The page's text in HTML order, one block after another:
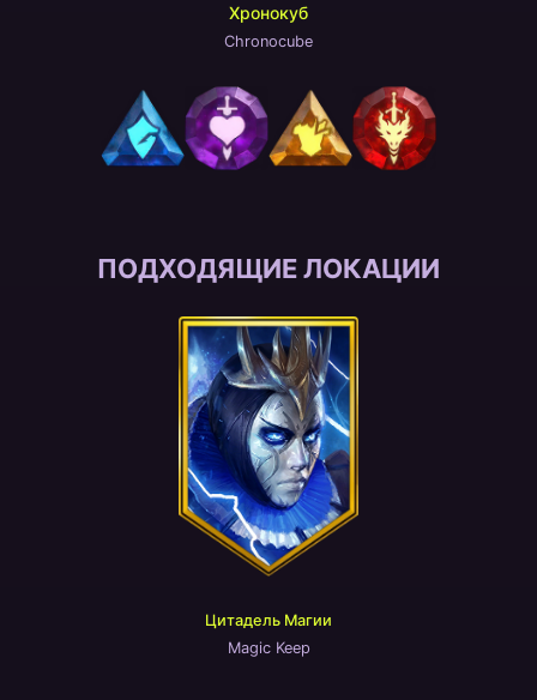
Хронокуб
Chronocube
ПОДХОДЯЩИЕ ЛОКАЦИИ
Цитадель Магии
Magic Keep